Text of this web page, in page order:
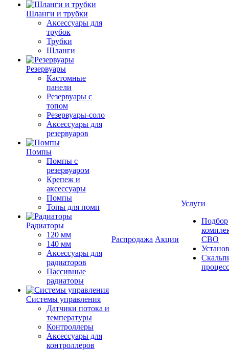
Шланги и трубки
Аксессуары для
трубок
Трубки
Шланги
Резервуары
Кастомные
панели
Резервуары с
топом
Резервуары-соло
Аксессуары для
резервуаров
Помпы
Помпы с
резервуаром
Крепеж и
аксессуары
Помпы
Топы для помп
Радиаторы
120 мм
140 мм
Аксессуары для
радиаторов
Пассивные
радиаторы
Системы управления
Датчики потока и
температуры
Контроллеры
Аксессуары для
контроллеров
Распродажа Акции
Услуги
Подбор
СВО